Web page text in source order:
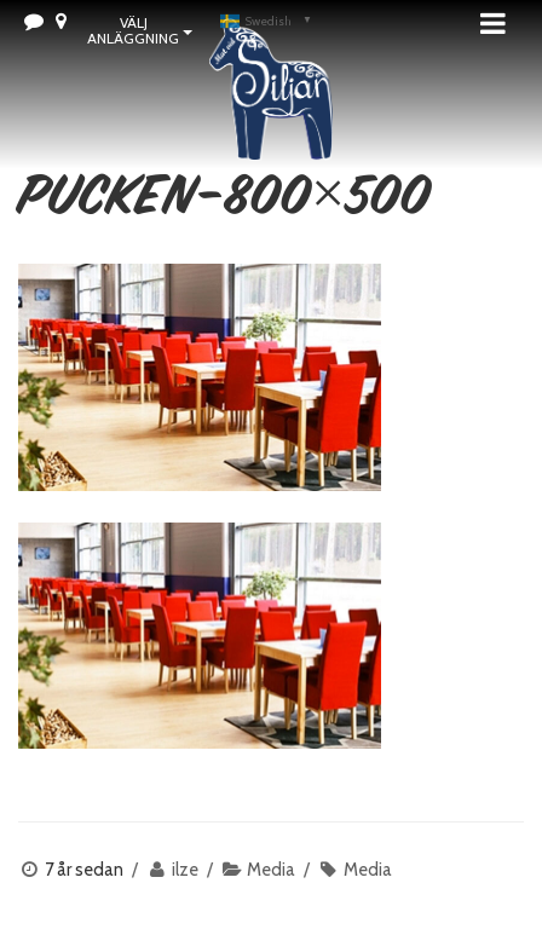
VÄLJ
ANLÄGGNING
Swedish ▼
pucken-800×500
7 år sedan ilze Media Media